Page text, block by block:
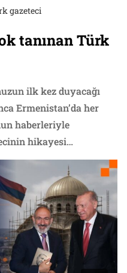
gazeteci
tanınan Türk
ilk kez duyacağı
Ermenistan’da her
haberleriyle
hikayesi…